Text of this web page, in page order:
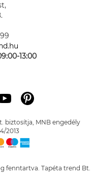
13:00
biztosítja, MNB engedély
2013
fenntartva. Tapéta trend Bt.